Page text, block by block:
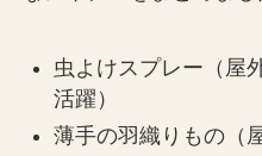
虫よけスプレー（屋
活躍）
薄手の羽織りもの（